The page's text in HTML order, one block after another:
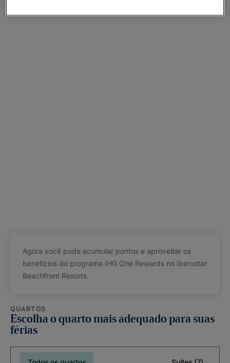
Agora você pode acumular pontos e aproveitar os
benefícios do programa IHG One Rewards no Iberostar
Beachfront Resorts.
QUARTOS
Escolha o quarto mais adequado para suas
férias